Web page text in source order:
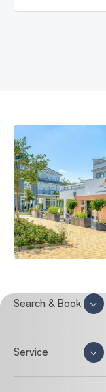
Search & Book
Service